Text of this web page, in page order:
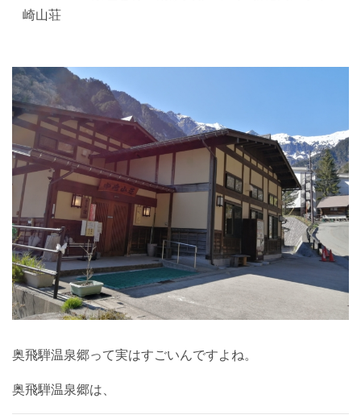
崎山荘
奥飛騨温泉郷って実はすごいんですよね。
奥飛騨温泉郷は、